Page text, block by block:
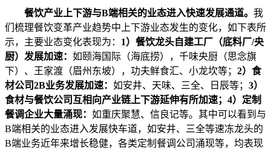
餐饮产业上下游与B端相关的业态进入快速发展通道。 我
们梳理餐饮变革产业趋势中上下游业态发生的变化，如下表所
示，主要业态变化表现为： 1）餐饮龙头自建工厂（底料厂/央
厨）发展加速： 如颐海国际（海底捞），千味央厨（思念旗
下）、王家渡（眉州东坡），功夫鲜食汇、小龙坎等； 2）食
材公司2B业务发展加速： 如安井、天味、三全、日辰等； 3）
食材与餐饮公司互相向产业链上下游延伸有所加速； 4）定制
餐调企业大量涌现： 如重庆聚慧、信良记等。其中可以看到与
B端相关的业态进入发展快车道，如安井、三全等速冻龙头的
B端业务近年来增长稳健，各类定制餐调公司涌现等，均表现